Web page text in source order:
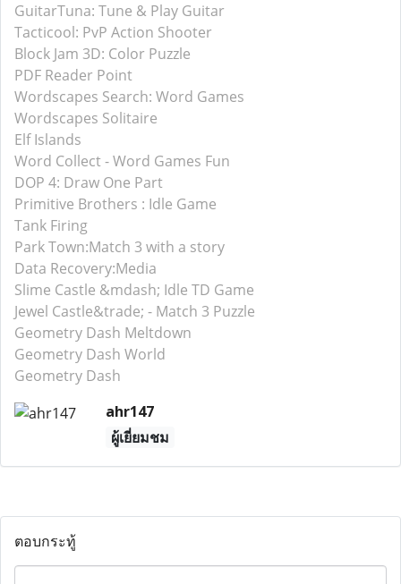
GuitarTuna: Tune & Play Guitar
Tacticool: PvP Action Shooter
Block Jam 3D: Color Puzzle
PDF Reader Point
Wordscapes Search: Word Games
Wordscapes Solitaire
Elf Islands
Word Collect - Word Games Fun
DOP 4: Draw One Part
Primitive Brothers : Idle Game
Tank Firing
Park Town:Match 3 with a story
Data Recovery:Media
Slime Castle &mdash; Idle TD Game
Jewel Castle&trade; - Match 3 Puzzle
Geometry Dash Meltdown
Geometry Dash World
Geometry Dash
ahr147
ผู้เยี่ยมชม
ตอบกระทู้